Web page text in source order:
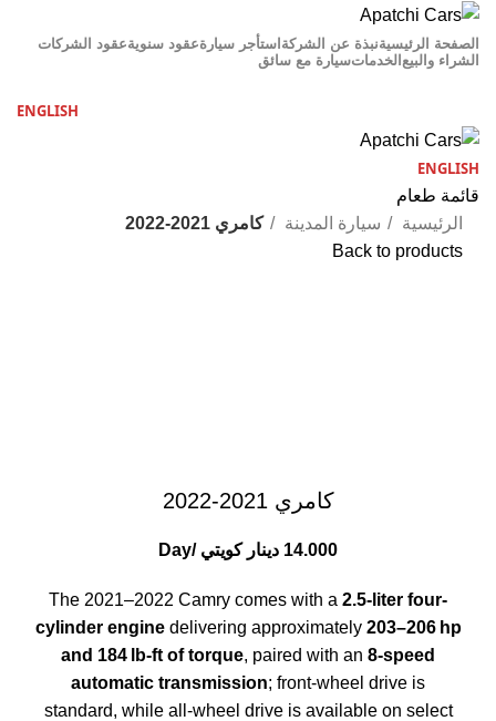
الصفحة الرئيسيةنبذة عن الشركة استأجر سيارةعقود سنويةعقود الشركات
الشراء والبيع الخدماتسيارة مع سائق
ENGLISH
ENGLISH
قائمة طعام
الرئيسية
سيارة المدينة
كامري 2021-2022
Back to products
كامري 2021-2022
14.000 دينار كويتي/Day
The 2021–2022 Camry comes with a 2.5-liter four-
cylinder enginedelivering approximately 203–206 hp
and 184 lb‑ft of torque, paired with an 8-speed
automatic transmission; front-wheel drive is
standard, while all-wheel drive is available on select